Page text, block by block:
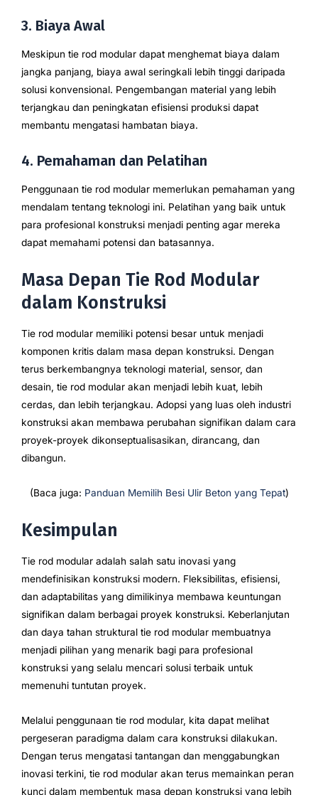
3. Biaya Awal
Meskipun tie rod modular dapat menghemat biaya dalam
jangka panjang, biaya awal seringkali lebih tinggi daripada
solusi konvensional. Pengembangan material yang lebih
terjangkau dan peningkatan efisiensi produksi dapat
membantu mengatasi hambatan biaya.
4. Pemahaman dan Pelatihan
Penggunaan tie rod modular memerlukan pemahaman yang
mendalam tentang teknologi ini. Pelatihan yang baik untuk
para profesional konstruksi menjadi penting agar mereka
dapat memahami potensi dan batasannya.
Masa Depan Tie Rod Modular
dalam Konstruksi
Tie rod modular memiliki potensi besar untuk menjadi
komponen kritis dalam masa depan konstruksi. Dengan
terus berkembangnya teknologi material, sensor, dan
desain, tie rod modular akan menjadi lebih kuat, lebih
cerdas, dan lebih terjangkau. Adopsi yang luas oleh industri
konstruksi akan membawa perubahan signifikan dalam cara
proyek-proyek dikonseptualisasikan, dirancang, dan
dibangun.
(Baca juga: Panduan Memilih Besi Ulir Beton yang Tepat)
Kesimpulan
Tie rod modular adalah salah satu inovasi yang
mendefinisikan konstruksi modern. Fleksibilitas, efisiensi,
dan adaptabilitas yang dimilikinya membawa keuntungan
signifikan dalam berbagai proyek konstruksi. Keberlanjutan
dan daya tahan struktural tie rod modular membuatnya
menjadi pilihan yang menarik bagi para profesional
konstruksi yang selalu mencari solusi terbaik untuk
memenuhi tuntutan proyek.
Melalui penggunaan tie rod modular, kita dapat melihat
pergeseran paradigma dalam cara konstruksi dilakukan.
Dengan terus mengatasi tantangan dan menggabungkan
inovasi terkini, tie rod modular akan terus memainkan peran
kunci dalam membentuk masa depan konstruksi yang lebih